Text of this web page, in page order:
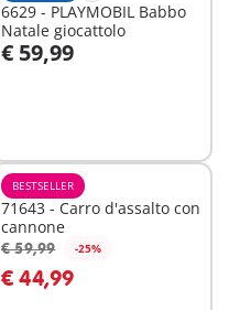
6629 - PLAYMOBIL Babbo
Natale giocattolo
€ 59,99
Aggiungi al carrello
BESTSELLER
71643 - Carro d'assalto con
cannone
€ 59,99 -25%
€ 44,99
Aggiungi al carrello